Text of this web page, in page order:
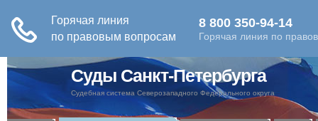
Суды Санкт-Петербурга
Судебная система Северозападного Федерального округа